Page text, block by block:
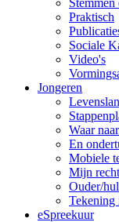
Praktisch
Sociale
Video's
Jongeren
Waar
En
Mobiele
Mijn
Ouder/
Tekening
eSpreekuur